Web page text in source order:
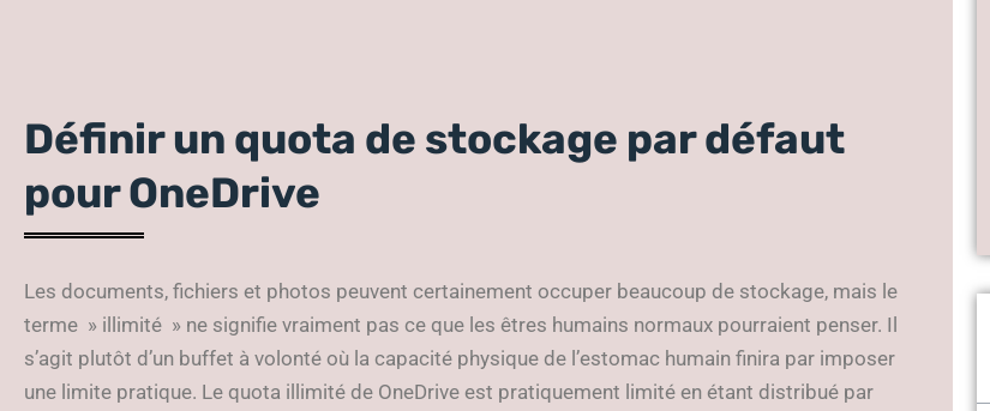
Définir un quota de stockage par défaut
pour OneDrive
Les documents, fichiers et photos peuvent certainement occuper beaucoup de stockage, mais le
terme » illimité » ne signifie vraiment pas ce que les êtres humains normaux pourraient penser. Il
s’agit plutôt d’un buffet à volonté où la capacité physique de l’estomac humain finira par imposer
une limite pratique. Le quota illimité de OneDrive est pratiquement limité en étant distribué par